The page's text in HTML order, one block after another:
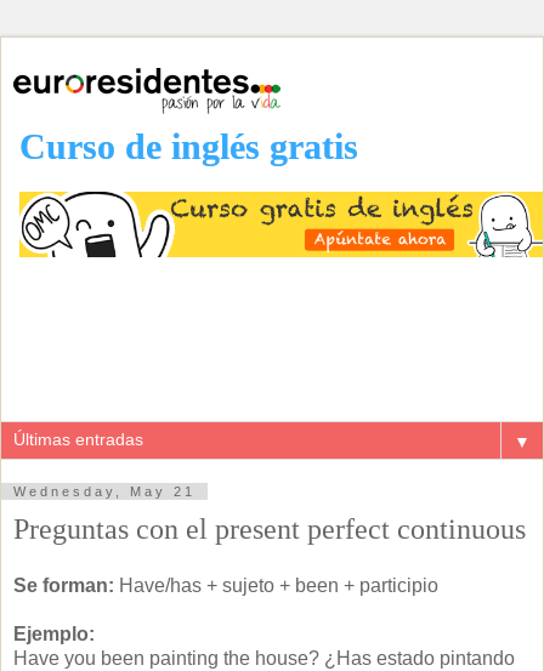
Curso de inglés gratis
▼
Wednesday, May 21
Preguntas con el present perfect continuous
Se forman: Have/has + sujeto + been + participio
Ejemplo:
Have you been painting the house? ¿Has estado pintando